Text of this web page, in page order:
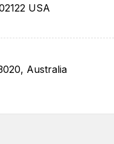
USA
Australia